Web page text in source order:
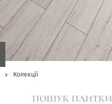
Колекції
ПОШУК ПЛИТКИ